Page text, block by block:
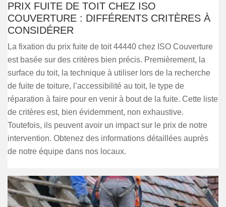
PRIX FUITE DE TOIT CHEZ ISO
COUVERTURE : DIFFÉRENTS CRITÈRES À
CONSIDÉRER
La fixation du prix fuite de toit 44440 chez ISO Couverture
est basée sur des critères bien précis. Premièrement, la
surface du toit, la technique à utiliser lors de la recherche
de fuite de toiture, l’accessibilité au toit, le type de
réparation à faire pour en venir à bout de la fuite. Cette liste
de critères est, bien évidemment, non exhaustive.
Toutefois, ils peuvent avoir un impact sur le prix de notre
intervention. Obtenez des informations détaillées auprès
de notre équipe dans nos locaux.